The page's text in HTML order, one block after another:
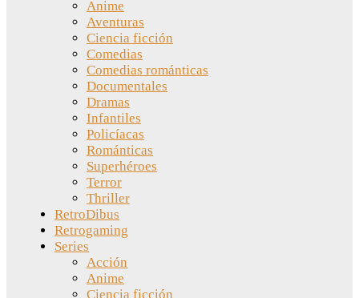
Anime
Aventuras
Ciencia ficción
Comedias
Comedias románticas
Documentales
Dramas
Infantiles
Policíacas
Románticas
Superhéroes
Terror
Thriller
RetroDibus
Retrogaming
Series
Acción
Anime
Ciencia ficción